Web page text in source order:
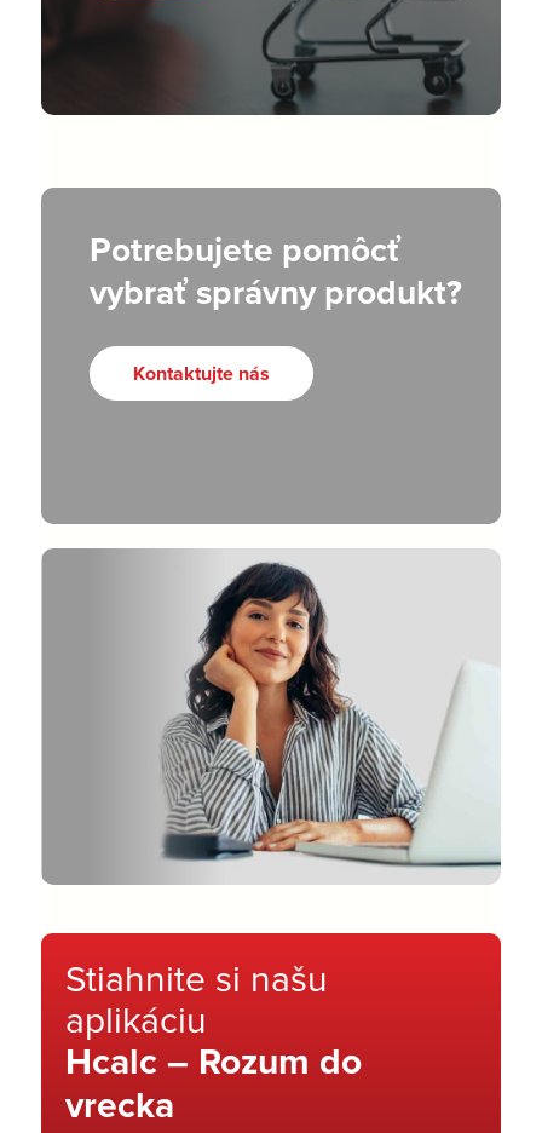
Potrebujete pomôcť
vybrať správny produkt?
Kontaktujte nás
Stiahnite si našu
aplikáciu
Hcalc – Rozum do
vrecka